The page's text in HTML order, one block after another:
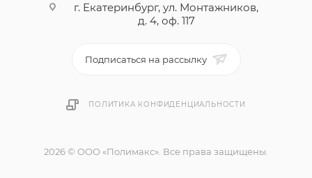
г. Екатеринбург, ул. Монтажников,
д. 4, оф. 117
Подписаться на рассылку
ПОЛИТИКА КОНФИДЕНЦИАЛЬНОСТИ
2026 © ООО «Полимакс». Все права защищены.